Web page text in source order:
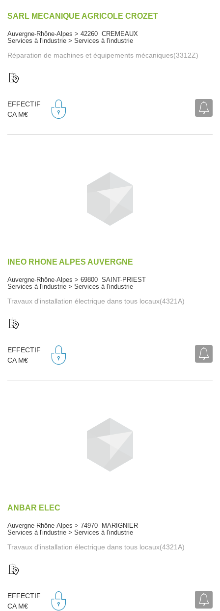
SARL MECANIQUE AGRICOLE CROZET
Auvergne-Rhône-Alpes > 42260 CREMEAUX
Services à l'industrie > Services à l'industrie
Réparation de machines et équipements mécaniques(3312Z)
EFFECTIF
CA M€
INEO RHONE ALPES AUVERGNE
Auvergne-Rhône-Alpes > 69800 SAINT-PRIEST
Services à l'industrie > Services à l'industrie
Travaux d'installation électrique dans tous locaux(4321A)
EFFECTIF
CA M€
ANBAR ELEC
Auvergne-Rhône-Alpes > 74970 MARIGNIER
Services à l'industrie > Services à l'industrie
Travaux d'installation électrique dans tous locaux(4321A)
EFFECTIF
CA M€